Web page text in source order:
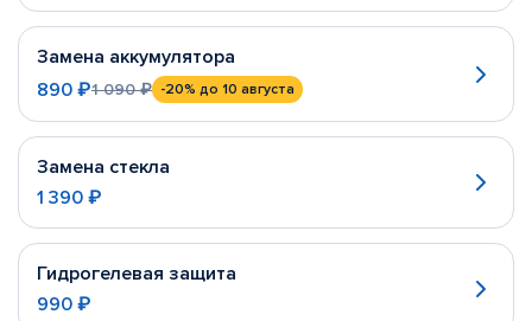
Замена аккумулятора
890 ₽1 090 ₽ -20% до 10 августа
Замена стекла
1 390 ₽
Гидрогелевая защита
990 ₽